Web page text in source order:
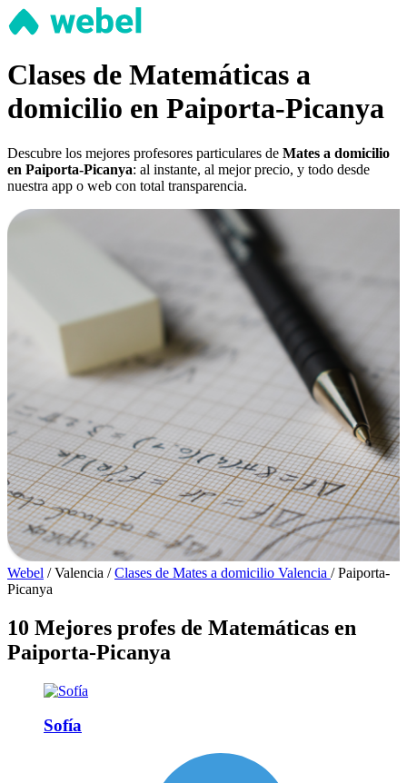
Clases de Matemáticas a
domicilio en Paiporta-Picanya
Descubre los mejores profesores particulares de Mates a domicilio
en Paiporta-Picanya: al instante, al mejor precio, y todo desde
nuestra app o web con total transparencia.
Webel / Valencia / Clases de Mates a domicilio Valencia / Paiporta-
Picanya
10 Mejores profes de Matemáticas en
Paiporta-Picanya
Sofía